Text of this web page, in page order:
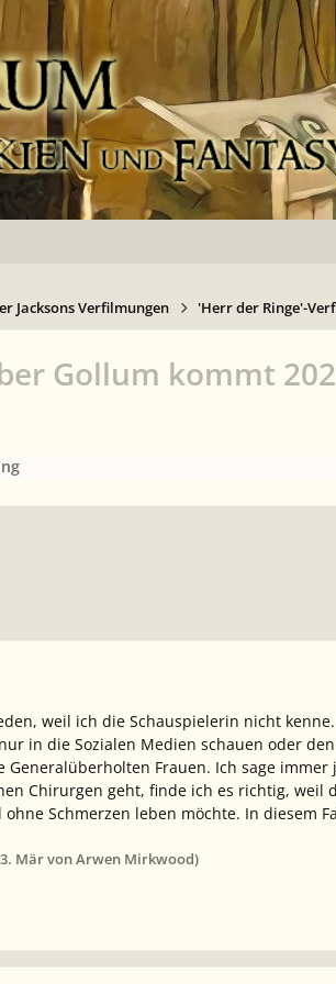
Jacksons Verfilmungen 'Herr der Ringe'-
Gollum kommt
weil ich die Schauspielerin nicht
in die Sozialen Medien schauen oder
Generalüberholten Frauen. Ich sage
Chirurgen geht, finde ich es richtig,
Schmerzen leben möchte. In diesem
Märvon Arwen Mirkwood)